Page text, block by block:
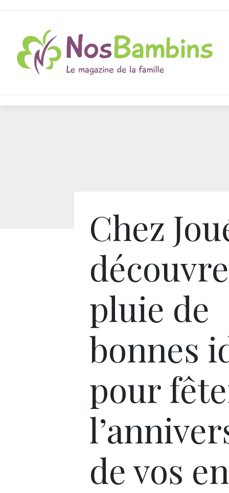
Chez
pluie de
bonnes
pour
de vos